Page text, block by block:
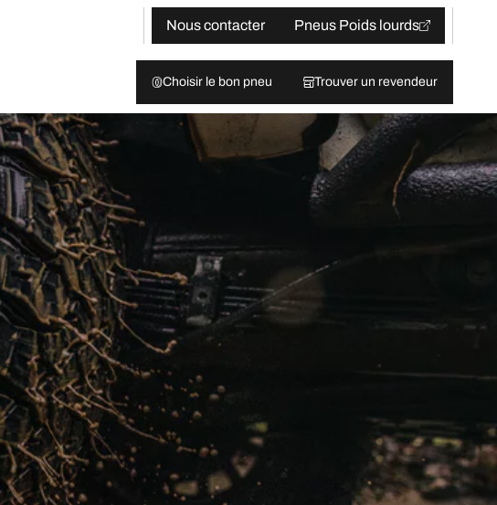
Nous contacter
Pneus Poids lourds
Choisir le bon pneu Trouver un revendeur